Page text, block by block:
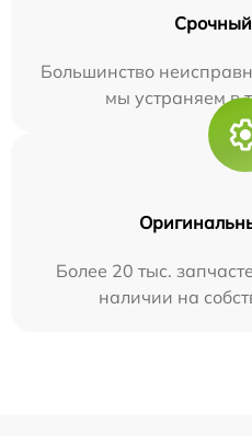
Большинство
мы устраняем в
Более 20 тыс.
наличии на